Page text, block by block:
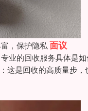
，保护隐私面议
业的回收服务具体是
这是回收的高质量步